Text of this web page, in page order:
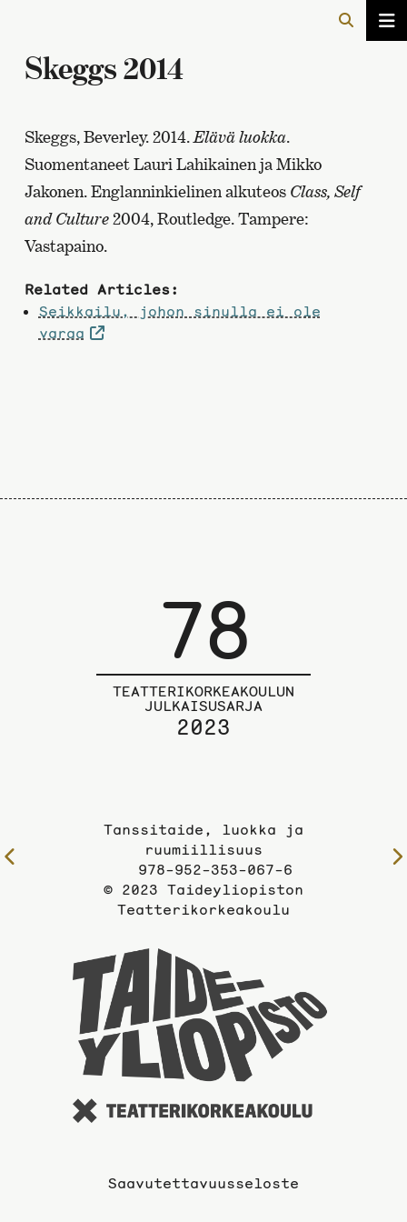
Skeggs 2014
Skeggs, Beverley. 2014. Elävä luokka.
Suomentaneet Lauri Lahikainen ja Mikko
Jakonen. Englanninkielinen alkuteos Class, Self
and Culture2004, Routledge. Tampere:
Vastapaino.
Related Articles:
Seikkailu, johon sinulla ei ole
varaa
78
TEATTERIKORKEAKOULUN
JULKAISUSARJA
2023
Tanssitaide, luokka ja
ruumiillisuus
978-952-353-067-6
© 2023 Taideyliopiston
Teatterikorkeakoulu
Saavutettavuusseloste